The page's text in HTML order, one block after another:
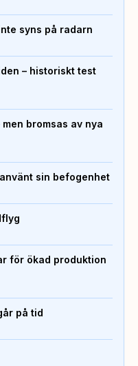
syns på radarn
– historiskt test
bromsas av nya
sin befogenhet
för ökad produktion
på tid